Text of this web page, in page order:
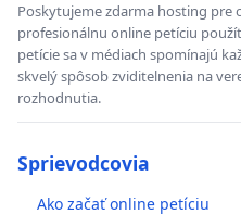
Poskytujeme zdarma hosting pre
profesionálnu online petíciu
petície sa v médiach spomínajú
skvelý spôsob zviditelnenia na
rozhodnutia.
Sprievodcovia
Ako začať online petíciu